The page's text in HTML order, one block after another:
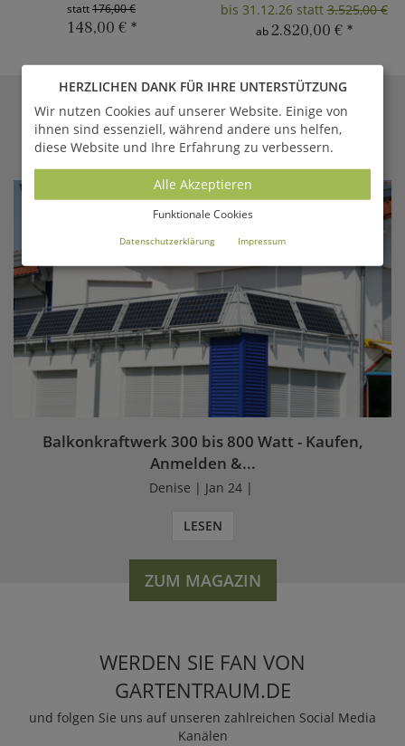
statt176,00 €
148,00 € *
bis 31.12.26 statt3.525,00 €
ab2.820,00 € *
GARTENTRAUM.DEMAGAZIN
Aktuelle Berichte aus unserem Online-Magazin
Balkonkraftwerk 300 bis 800 Watt - Kaufen,
Anmelden &...
Denise | Jan 24 |
LESEN
ZUM MAGAZIN
WERDEN SIE FAN VON
GARTENTRAUM.DE
und folgen Sie uns auf unseren zahlreichen Social Media
Kanälen
HERZLICHEN DANK FÜR IHRE UNTERSTÜTZUNG
Wir nutzen Cookies auf unserer Website. Einige von
ihnen sind essenziell, während andere uns helfen,
diese Website und Ihre Erfahrung zu verbessern.
Alle Akzeptieren
Funktionale Cookies
Datenschutzerklärung Impressum